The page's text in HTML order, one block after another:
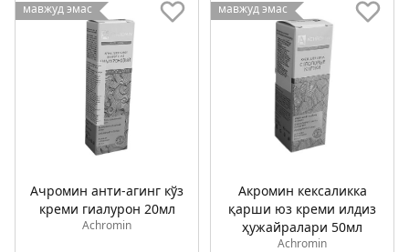
мавжуд эмас
Ачромин анти-агинг кўз
креми гиалурон 20мл
Achromin
мавжуд эмас
Акромин кексаликка
қарши юз креми илдиз
ҳужайралари 50мл
Achromin